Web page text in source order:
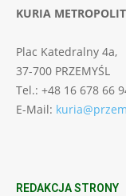
KURIA
Plac Katedralny 4a,
37-700 PRZEMYŚL
Tel.: +48 16 678 66
E-Mail:
REDAKCJA STRONY